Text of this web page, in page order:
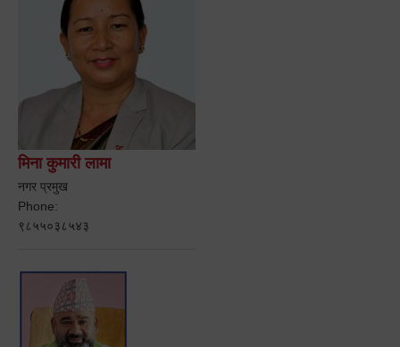
मिना कुमारी लामा
नगर प्रमुख
Phone:
९८५५०३८५४३